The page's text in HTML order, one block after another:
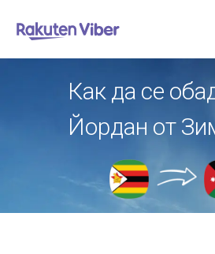
Как да се
Йордан от